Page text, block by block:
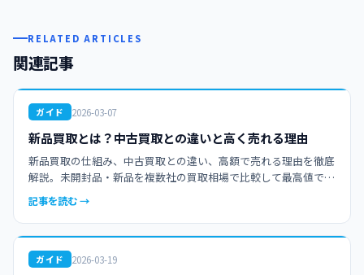
RELATED ARTICLES
関連記事
ガイド 2026-03-07
新品買取とは？中古買取との違いと高く売れる理由
新品買取の仕組み、中古買取との違い、高額で売れる理由を徹底
解説。未開封品・新品を複数社の買取相場で比較して最高値で売
却しましょう。せどり・転売初心者にもおすすめの完全ガイド。
記事を読む →
ガイド 2026-03-19